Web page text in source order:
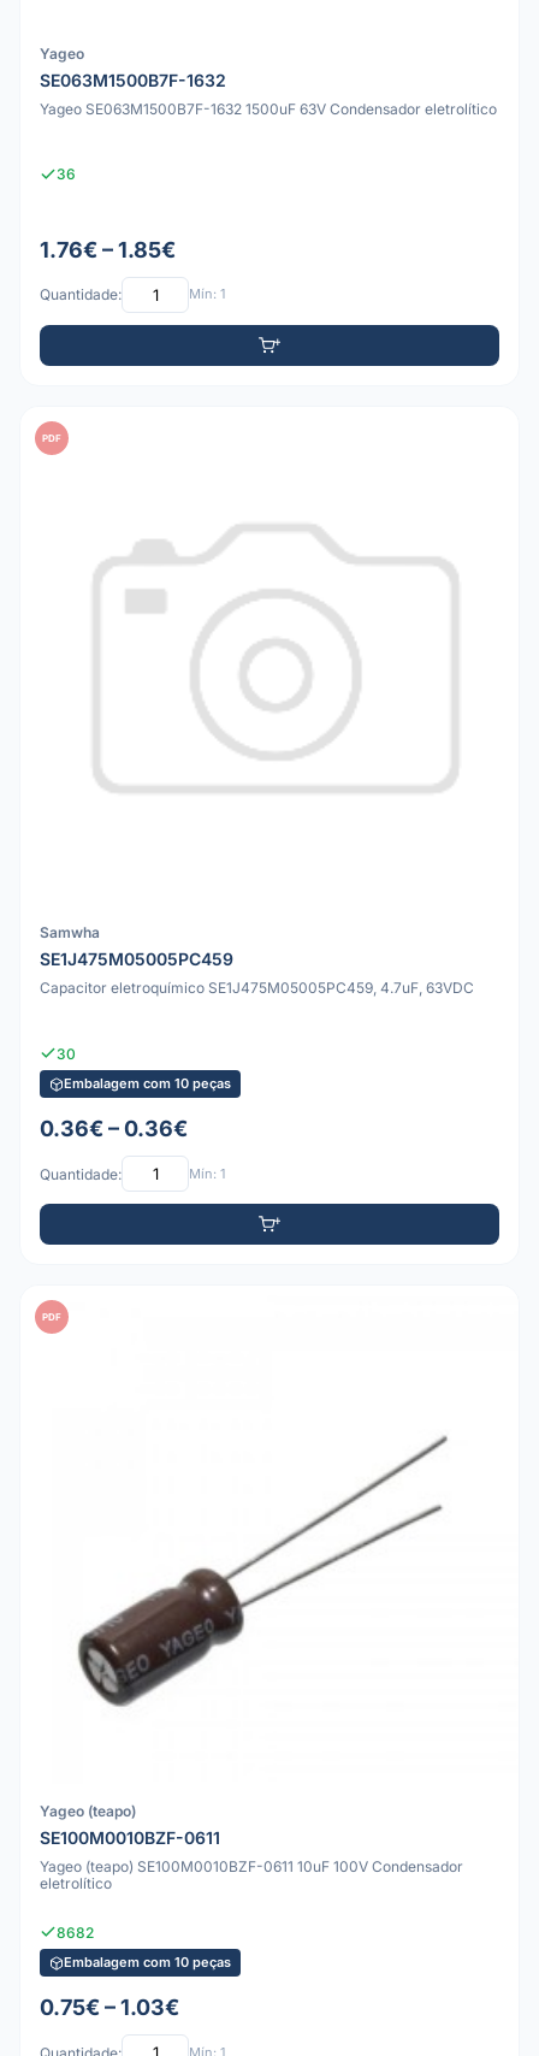
Yageo
SE063M1500B7F-1632
Yageo SE063M1500B7F-1632 1500uF 63V Condensador eletrolítico
36
1.76€ – 1.85€
Quantidade: Mín: 1
PDF
Samwha
SE1J475M05005PC459
Capacitor eletroquímico SE1J475M05005PC459, 4.7uF, 63VDC
30
Embalagem com 10 peças
0.36€ – 0.36€
Quantidade: Mín: 1
PDF
Yageo (teapo)
SE100M0010BZF-0611
Yageo (teapo) SE100M0010BZF-0611 10uF 100V Condensador
eletrolítico
8682
Embalagem com 10 peças
0.75€ – 1.03€
Mín: 1